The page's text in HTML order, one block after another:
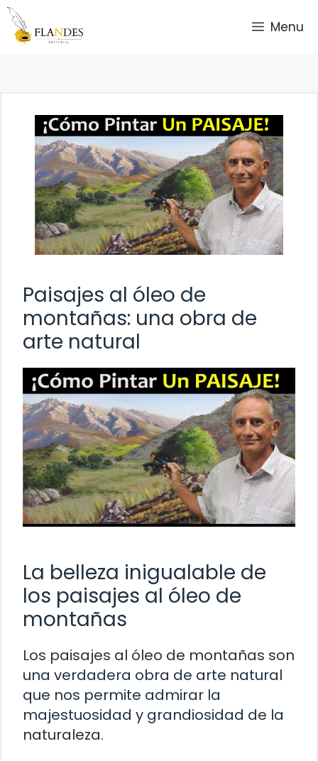
Saltar
contenido
Menu
Paisajes al óleo de
montañas: una obra de
arte natural
La belleza inigualable de
los paisajes al óleo de
montañas
Los paisajes al óleo de montañas son
una verdadera obra de arte natural
que nos permite admirar la
majestuosidad y grandiosidad de la
naturaleza.